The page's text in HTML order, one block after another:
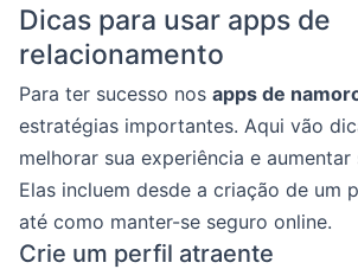
Dicas para usar apps de
relacionamento
Para ter sucesso nos apps de
estratégias importantes. Aqui vão
melhorar sua experiência e aumentar
Elas incluem desde a criação de um
até como manter-se seguro online.
Crie um perfil atraente